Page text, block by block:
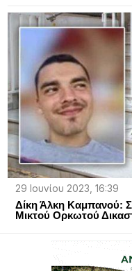
29 Ιουνίου 2023, 16:39
Δίκη Άλκη Καμπανού:
Μικτού Ορκωτού